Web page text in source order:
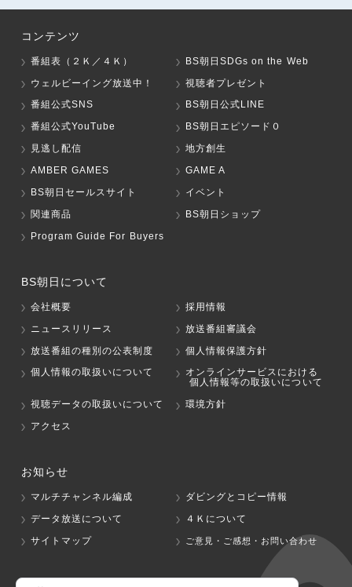
コンテンツ
番組表（２Ｋ／４Ｋ）
BS朝日SDGs on the Web
ウェルビーイング放送中！
視聴者プレゼント
番組公式SNS
BS朝日公式LINE
番組公式YouTube
BS朝日エピソード０
見逃し配信
地方創生
AMBER GAMES
GAME A
BS朝日セールスサイト
イベント
関連商品
BS朝日ショップ
Program Guide For Buyers
BS朝日について
会社概要
採用情報
ニュースリリース
放送番組審議会
放送番組の種別の公表制度
個人情報保護方針
個人情報の取扱いについて
オンラインサービスにおける
個人情報等の取扱いについて
視聴データの取扱いについて
環境方針
アクセス
お知らせ
マルチチャンネル編成
ダビングとコピー情報
データ放送について
４Ｋについて
サイトマップ
ご意見・ご感想・お問い合わせ